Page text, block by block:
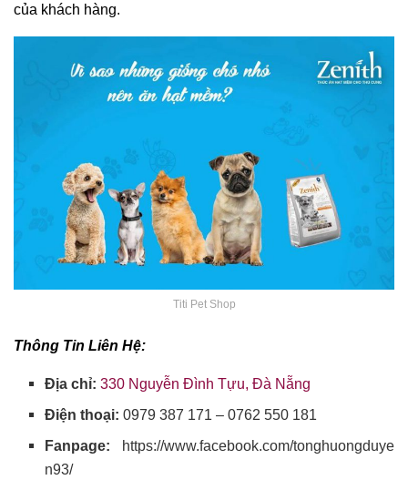
của khách hàng.
Titi Pet Shop
Thông Tin Liên Hệ:
Địa chỉ: 330 Nguyễn Đình Tựu, Đà Nẵng
Điện thoại: 0979 387 171 – 0762 550 181
Fanpage: https://www.facebook.com/tonghuongduye
n93/